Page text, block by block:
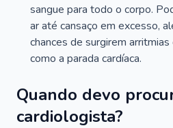
sangue para todo o corpo.
ar até cansaço em excesso,
chances de surgirem
como a parada cardíaca.
Quando devo
cardiologista?